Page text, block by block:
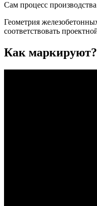
Сам процесс
Геометрия
соответствовать
Как маркируют?